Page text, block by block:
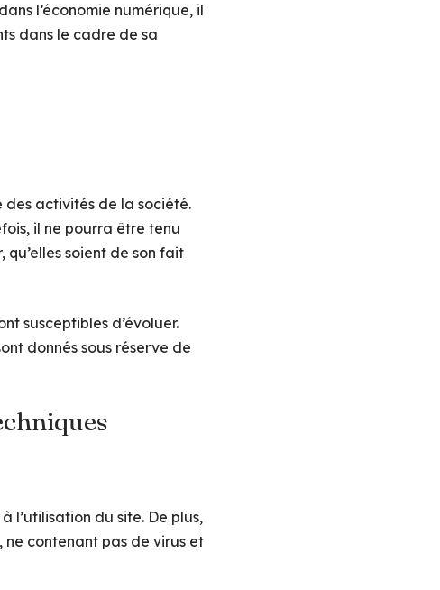
l’économie numérique, il
dans le cadre de sa
des activités de la société.
il ne pourra être tenu
soient de son fait
susceptibles d’évoluer.
donnés sous réserve de
l’utilisation du site. De plus,
ne contenant pas de virus et